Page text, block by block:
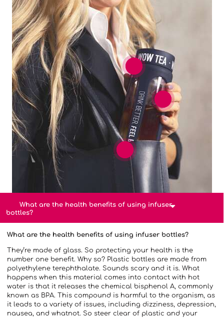
What are the health benefits of using infuser
bottles?
What are the health benefits of using infuser bottles?
They’re made of glass. So protecting your health is the
number one benefit. Why so? Plastic bottles are made from
polyethylene terephthalate. Sounds scary and it is. What
happens when this material comes into contact with hot
water is that it releases the chemical bisphenol A, commonly
known as BPA. This compound is harmful to the organism, as
it leads to a variety of issues, including dizziness, depression,
nausea, and whatnot. So steer clear of plastic and your